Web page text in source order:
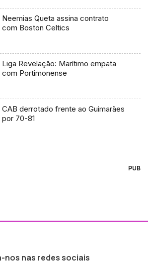
Neemias Queta assina contrato
com Boston Celtics
Liga Revelação: Marítimo empata
com Portimonense
CAB derrotado frente ao Guimarães
por 70-81
PUB
nos nas redes sociais